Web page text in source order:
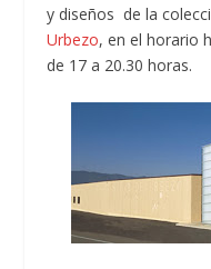
y diseños de la
Urbezo, en el horario
de 17 a 20.30 horas.